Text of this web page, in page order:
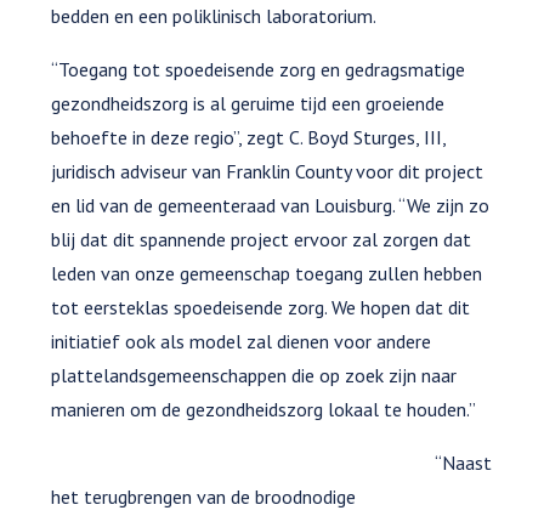
bedden en een poliklinisch laboratorium.
“Toegang tot spoedeisende zorg en gedragsmatige
gezondheidszorg is al geruime tijd een groeiende
behoefte in deze regio”, zegt C. Boyd Sturges, III,
juridisch adviseur van Franklin County voor dit project
en lid van de gemeenteraad van Louisburg. “We zijn zo
blij dat dit spannende project ervoor zal zorgen dat
leden van onze gemeenschap toegang zullen hebben
tot eersteklas spoedeisende zorg. We hopen dat dit
initiatief ook als model zal dienen voor andere
plattelandsgemeenschappen die op zoek zijn naar
manieren om de gezondheidszorg lokaal te houden.”
“Naast
het terugbrengen van de broodnodige